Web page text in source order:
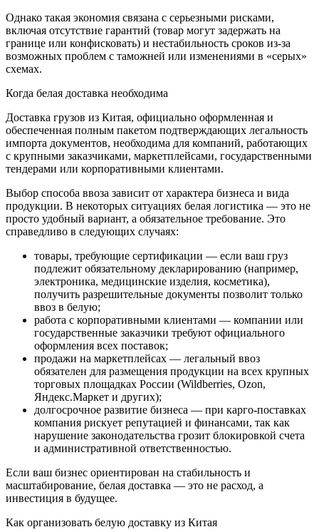
Однако такая экономия связана с серьезными рисками,
включая отсутствие гарантий (товар могут задержать на
границе или конфисковать) и нестабильность сроков из-за
возможных проблем с таможней или изменениями в «серых»
схемах.
Когда белая доставка необходима
Доставка грузов из Китая, официально оформленная и
обеспеченная полным пакетом подтверждающих легальность
импорта документов, необходима для компаний, работающих
с крупными заказчиками, маркетплейсами, государственными
тендерами или корпоративными клиентами.
Выбор способа ввоза зависит от характера бизнеса и вида
продукции. В некоторых ситуациях белая логистика — это не
просто удобный вариант, а обязательное требование. Это
справедливо в следующих случаях:
товары, требующие сертификации — если ваш груз
подлежит обязательному декларированию (например,
электроника, медицинские изделия, косметика),
получить разрешительные документы позволит только
ввоз в белую;
работа с корпоративными клиентами — компании или
государственные заказчики требуют официального
оформления всех поставок;
продажи на маркетплейсах — легальный ввоз
обязателен для размещения продукции на всех крупных
торговых площадках России (Wildberries, Ozon,
Яндекс.Маркет и других);
долгосрочное развитие бизнеса — при карго-поставках
компания рискует репутацией и финансами, так как
нарушение законодательства грозит блокировкой счета
и административной ответственностью.
Если ваш бизнес ориентирован на стабильность и
масштабирование, белая доставка — это не расход, а
инвестиция в будущее.
Как организовать белую доставку из Китая